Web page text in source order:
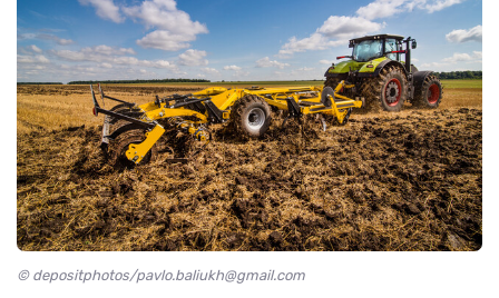
© depositphotos/pavlo.baliukh@gmail.com